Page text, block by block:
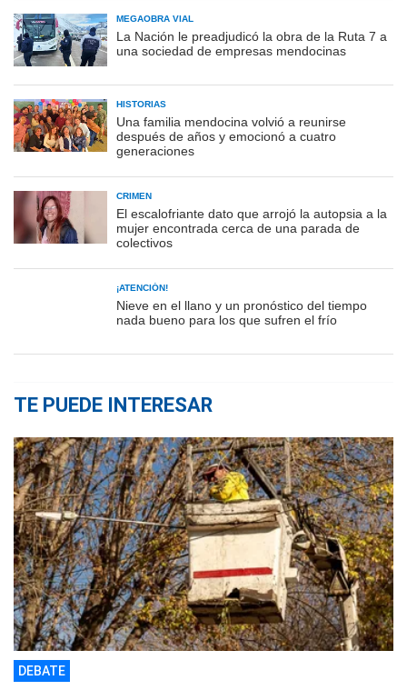
MEGAOBRA VIAL
La Nación le preadjudicó la obra de la Ruta 7 a
una sociedad de empresas mendocinas
HISTORIAS
Una familia mendocina volvió a reunirse
después de años y emocionó a cuatro
generaciones
CRIMEN
El escalofriante dato que arrojó la autopsia a la
mujer encontrada cerca de una parada de
colectivos
¡ATENCIÓN!
Nieve en el llano y un pronóstico del tiempo
nada bueno para los que sufren el frío
TE PUEDE INTERESAR
DEBATE